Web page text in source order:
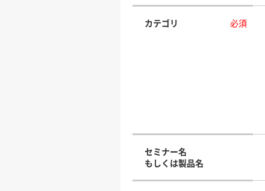
カテゴリ
必須
セミナー名
もしくは製品名